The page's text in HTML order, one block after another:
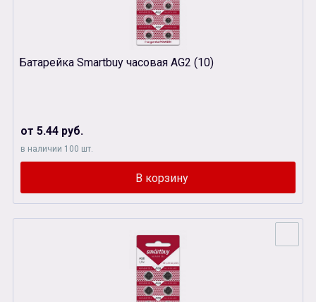
Батарейка Smartbuy часовая AG2 (10)
от 5.44 руб.
в наличии 100 шт.